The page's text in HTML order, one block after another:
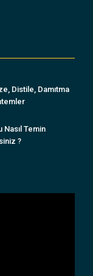
Distile, Damıtma
Nasıl Temin
?